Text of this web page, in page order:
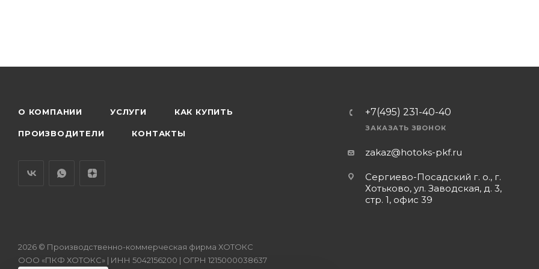
О КОМПАНИИ УСЛУГИ КАК КУПИТЬ
ПРОИЗВОДИТЕЛИ КОНТАКТЫ
+7(495) 231-40-40
ЗАКАЗАТЬ ЗВОНОК
zakaz@hotoks-pkf.ru
Сергиево-Посадский г. о., г.
Хотьково, ул. Заводская, д. 3,
стр. 1, офис 39
2026 © Производственно-коммерческая фирма ХОТОКС
ООО «ПКФ ХОТОКС» | ИНН 5042156200 | ОГРН 1215000038637